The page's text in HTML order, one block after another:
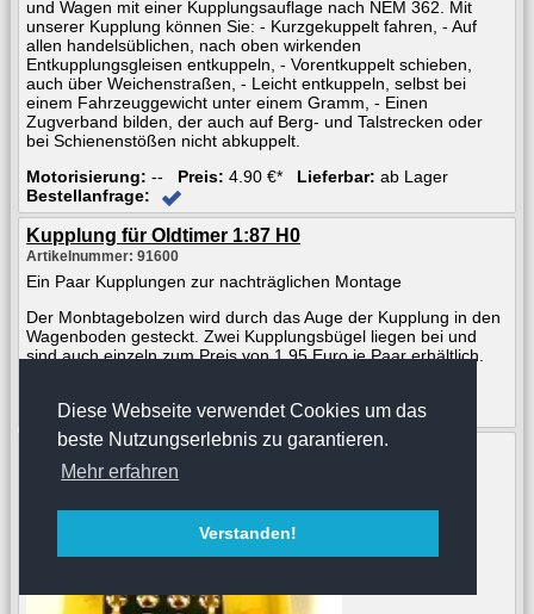
Diese Webseite verwendet Cookies um das
beste Nutzungserlebnis zu garantieren.
Mehr erfahren
Verstanden!
und Wagen mit einer Kupplungsauflage nach NEM 362. Mit
unserer Kupplung können Sie: - Kurzgekuppelt fahren, - Auf
allen handelsüblichen, nach oben wirkenden
Entkupplungsgleisen entkuppeln, - Vorentkuppelt schieben,
auch über Weichenstraßen, - Leicht entkuppeln, selbst bei
einem Fahrzeuggewicht unter einem Gramm, - Einen
Zugverband bilden, der auch auf Berg- und Talstrecken oder
bei Schienenstößen nicht abkuppelt.
Motorisierung: -- Preis: 4.90 €* Lieferbar: ab Lager
Bestellanfrage:
Kupplung für Oldtimer 1:87 H0
Artikelnummer: 91600
Ein Paar Kupplungen zur nachträglichen Montage
Der Monbtagebolzen wird durch das Auge der Kupplung in den
Wagenboden gesteckt. Zwei Kupplungsbügel liegen bei und
sind auch einzeln zum Preis von 1,95 Euro je Paar erhältlich.
Bestellanfrage: